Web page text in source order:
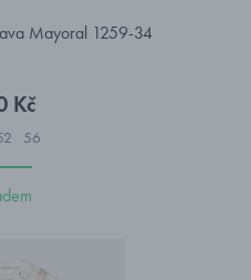
Mayoral 1259-34
Kč
56